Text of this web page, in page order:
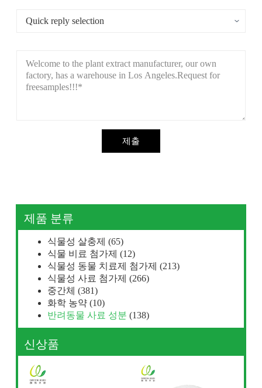
제출
제품 분류
식물성 살충제 (65)
식물 비료 첨가제 (12)
식물성 동물 치료제 첨가제 (213)
식물성 사료 첨가제 (266)
중간체 (381)
화학 농약 (10)
반려동물 사료 성분 (138)
신상품